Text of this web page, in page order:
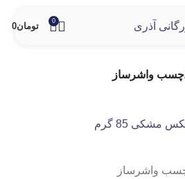
0
تومان0
چسب واشرساز